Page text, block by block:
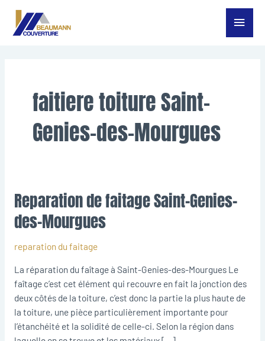
Aller
Menu
faitiere toiture Saint-
Genies-des-Mourgues
Reparation de faitage Saint-Genies-
des-Mourgues
reparation du faitage
La réparation du faîtage à Saint-Genies-des-Mourgues Le
faîtage c’est cet élément qui recouvre en fait la jonction des
deux côtés de la toiture, c’est donc la partie la plus haute de
la toiture, une pièce particulièrement importante pour
l’étanchéité et la solidité de celle-ci. Selon la région dans
Reparation
de
faitage
Genies-
des-
Mourgues